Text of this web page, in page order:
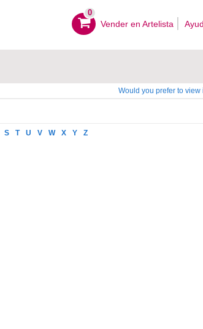
0
Vender en Artelista
Would you prefer to view
S T U V W X Y Z